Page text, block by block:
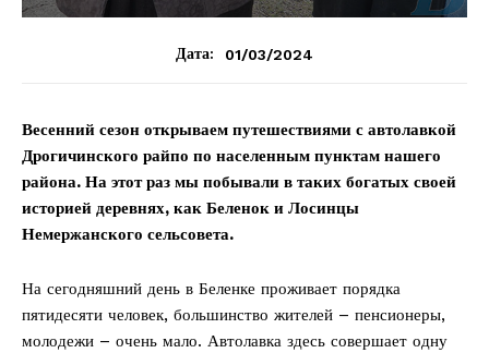
Дата: 01/03/2024
Весенний сезон открываем путешествиями с автолавкой
Дрогичинского райпо по населенным пунктам нашего
района. На этот раз мы побывали в таких богатых своей
историей деревнях, как Беленок и Лосинцы
Немержанского сельсовета.
На сегодняшний день в Беленке проживает порядка
пятидесяти человек, большинство жителей – пенсионеры,
молодежи – очень мало. Автолавка здесь совершает одну